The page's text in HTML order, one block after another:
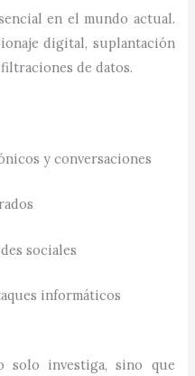
en el mundo actual.
digital, suplantación
de datos.
y conversaciones
sociales
informáticos
investiga, sino que